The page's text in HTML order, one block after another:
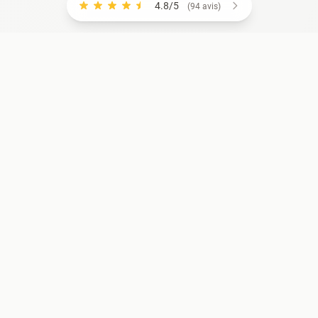
4.8/5 (94 avis)